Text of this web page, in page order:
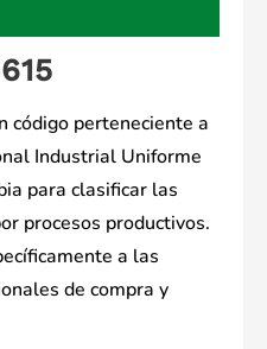
código perteneciente a
Industrial Uniforme
para clasificar las
procesos productivos.
a las
de compra y